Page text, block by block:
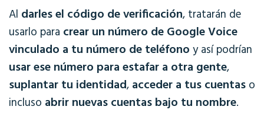
Al darles el código de verificación, tratarán de
usarlo para crear un número de Google Voice
vinculado a tu número de teléfono y así podrían
usar ese número para estafar a otra gente,
suplantar tu identidad, acceder a tus cuentas o
incluso abrir nuevas cuentas bajo tu nombre.